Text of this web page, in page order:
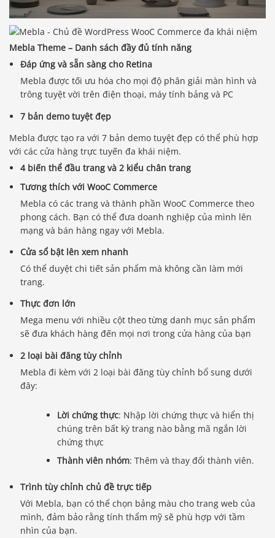
Mebla Theme – Danh sách đầy đủ tính năng
Đáp ứng và sẵn sàng cho Retina
Mebla được tối ưu hóa cho mọi độ phân giải màn hình và
trông tuyệt vời trên điện thoại, máy tính bảng và PC
7 bản demo tuyệt đẹp
Mebla được tạo ra với 7 bản demo tuyệt đẹp có thể phù hợp
với các cửa hàng trực tuyến đa khái niệm.
4 biến thể đầu trang và 2 kiểu chân trang
Tương thích với WooC Commerce
Mebla có các trang và thành phần WooC Commerce theo
phong cách. Bạn có thể đưa doanh nghiệp của mình lên
mạng và bán hàng ngay với Mebla.
Cửa sổ bật lên xem nhanh
Có thể duyệt chi tiết sản phẩm mà không cần làm mới
trang.
Thực đơn lớn
Mega menu với nhiều cột theo từng danh mục sản phẩm
sẽ đưa khách hàng đến mọi nơi trong cửa hàng của bạn
2 loại bài đăng tùy chỉnh
Mebla đi kèm với 2 loại bài đăng tùy chỉnh bổ sung dưới
đây:
Lời chứng thực: Nhập lời chứng thực và hiển thị
chúng trên bất kỳ trang nào bằng mã ngắn lời
chứng thực
Thành viên nhóm: Thêm và thay đổi thành viên.
Trình tùy chỉnh chủ đề trực tiếp
Với Mebla, bạn có thể chọn bảng màu cho trang web của
mình, đảm bảo rằng tính thẩm mỹ sẽ phù hợp với tầm
nhìn của bạn.